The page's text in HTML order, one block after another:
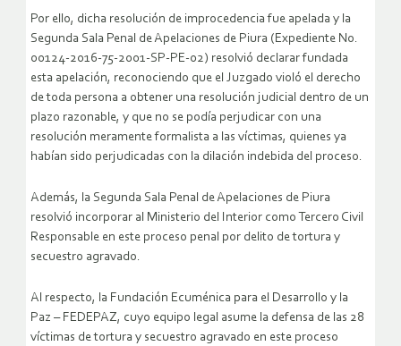
Por ello, dicha resolución de improcedencia fue apelada y la
Segunda Sala Penal de Apelaciones de Piura (Expediente No.
00124-2016-75-2001-SP-PE-02) resolvió declarar fundada
esta apelación, reconociendo que el Juzgado violó el derecho
de toda persona a obtener una resolución judicial dentro de un
plazo razonable, y que no se podía perjudicar con una
resolución meramente formalista a las víctimas, quienes ya
habían sido perjudicadas con la dilación indebida del proceso.
Además, la Segunda Sala Penal de Apelaciones de Piura
resolvió incorporar al Ministerio del Interior como Tercero Civil
Responsable en este proceso penal por delito de tortura y
secuestro agravado.
Al respecto, la Fundación Ecuménica para el Desarrollo y la
Paz – FEDEPAZ, cuyo equipo legal asume la defensa de las 28
víctimas de tortura y secuestro agravado en este proceso